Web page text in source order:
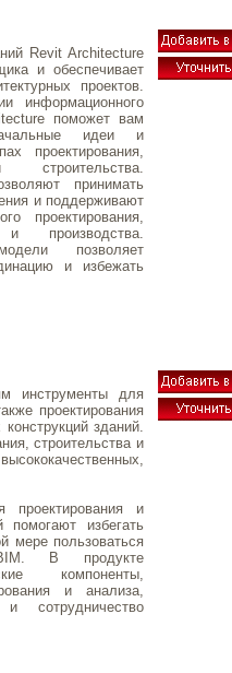
Revit Architecture
и обеспечивает
проектов.
информационного
поможет вам
идеи и
проектирования,
принимать
и поддерживают
проектирования,
и производства.
позволяет
и избежать
инструменты для
проектирования
зданий.
строительства и
проектирования и
помогают избегать
мере пользоваться
BIM. В продукте
компоненты,
и анализа,
и сотрудничество